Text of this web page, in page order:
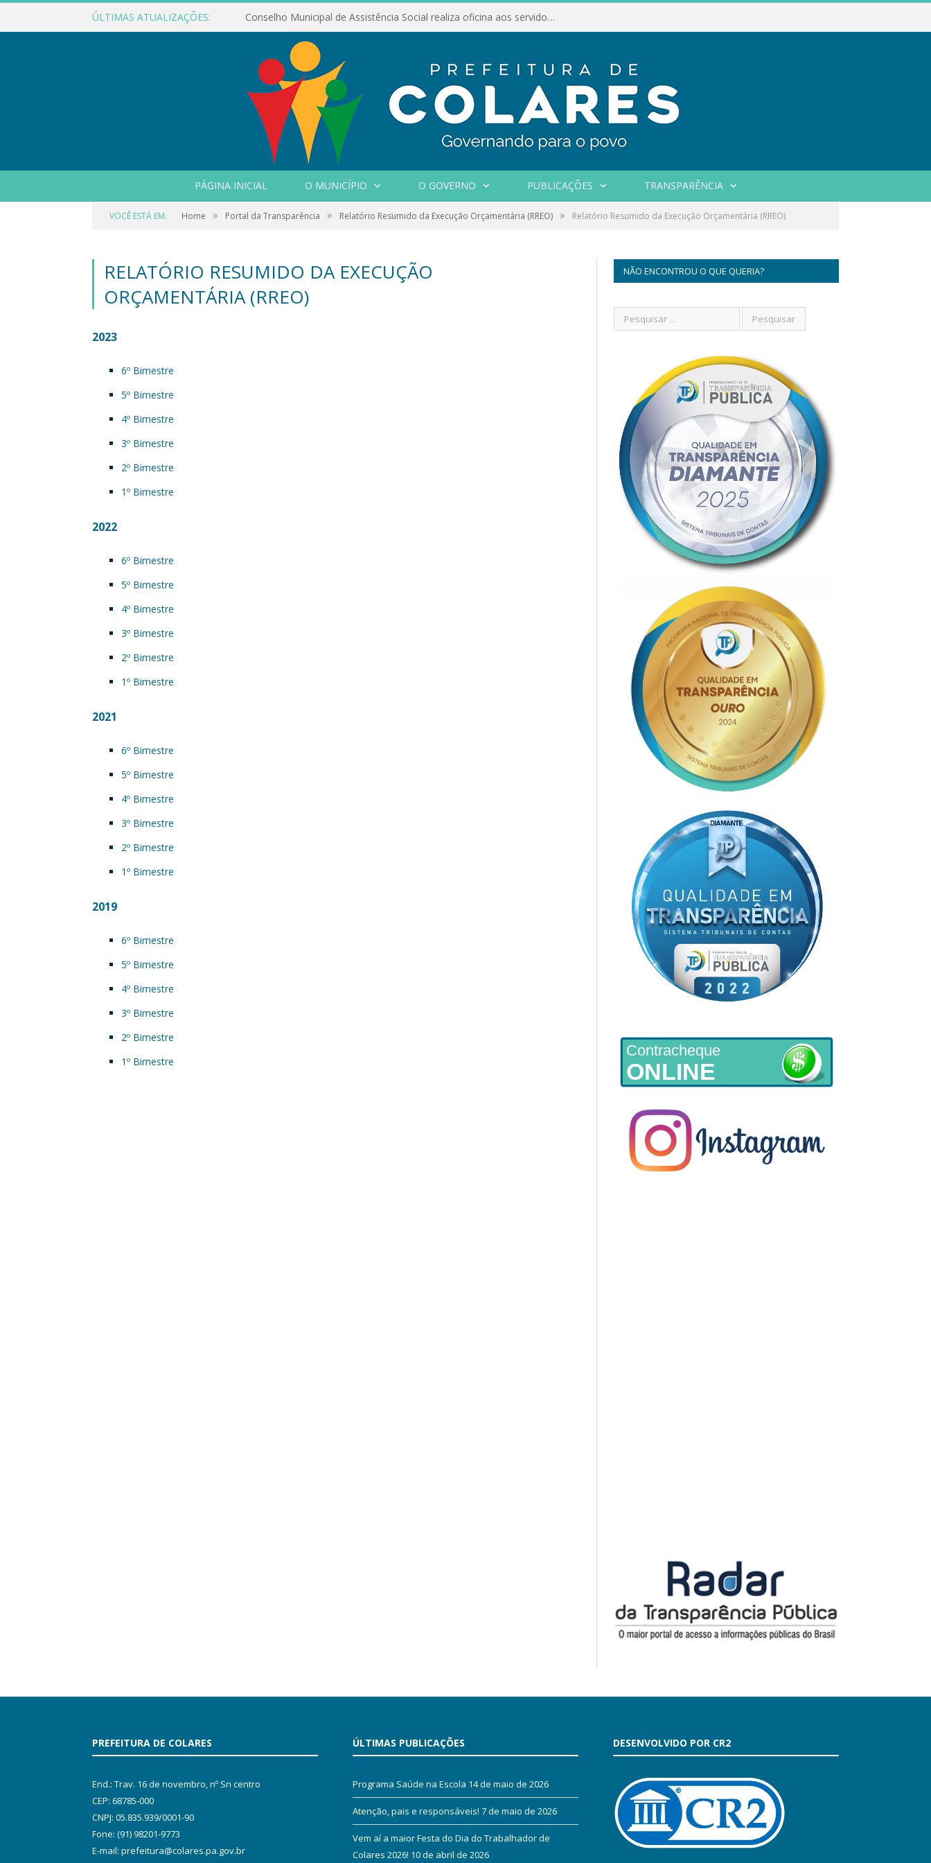
ÚLTIMAS ATUALIZAÇÕES: Conselho Municipal de Assistência Social realiza oficina aos servidores
PÁGINA INICIAL O MUNICÍPIO O GOVERNO PUBLICAÇÕES TRANSPARÊNCIA
VOCÊ ESTÁ EM: Home » Portal da Transparência » Relatório Resumido da Execução Orçamentária (RREO) » Relatório Resumido da Execução Orçamentária (RREO)
RELATÓRIO RESUMIDO DA EXECUÇÃO
ORÇAMENTÁRIA (RREO)
2023
6º Bimestre
5º Bimestre
4º Bimestre
3º Bimestre
2º Bimestre
1º Bimestre
2022
6º Bimestre
5º Bimestre
4º Bimestre
3º Bimestre
2º Bimestre
1º Bimestre
2021
6º Bimestre
5º Bimestre
4º Bimestre
3º Bimestre
2º Bimestre
1º Bimestre
2019
6º Bimestre
5º Bimestre
4º Bimestre
3º Bimestre
2º Bimestre
1º Bimestre
NÃO ENCONTROU O QUE QUERIA?
Contracheque
ONLINE
PREFEITURA DE COLARES
End.: Trav. 16 de novembro, nº Sn centro
CEP: 68785-000
CNPJ: 05.835.939/0001-90
Fone: (91) 98201-9773
E-mail: prefeitura@colares.pa.gov.br
ÚLTIMAS PUBLICAÇÕES
Programa Saúde na Escola 14 de maio de 2026
Atenção, pais e responsáveis! 7 de maio de 2026
Vem aí a maior Festa do Dia do Trabalhador de
Colares 2026! 10 de abril de 2026
DESENVOLVIDO POR CR2